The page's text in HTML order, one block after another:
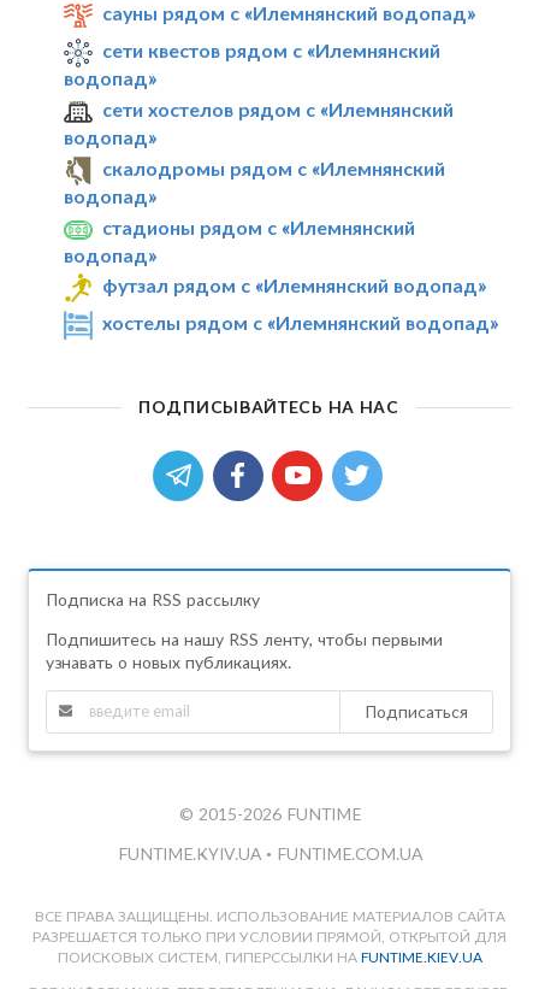
сауны рядом с «Илемнянский водопад»
сети квестов рядом с «Илемнянский
водопад»
сети хостелов рядом с «Илемнянский
водопад»
скалодромы рядом с «Илемнянский
водопад»
стадионы рядом с «Илемнянский
водопад»
футзал рядом с «Илемнянский водопад»
хостелы рядом с «Илемнянский водопад»
ПОДПИСЫВАЙТЕСЬ НА НАС
Подписка на RSS рассылку
Подпишитесь на нашу RSS ленту, чтобы первыми
узнавать о новых публикациях.
Подписаться
© 2015-2026 FUNTIME
FUNTIME.KYIV.UA • FUNTIME.COM.UA
ВСЕ ПРАВА ЗАЩИЩЕНЫ. ИСПОЛЬЗОВАНИЕ МАТЕРИАЛОВ САЙТА
РАЗРЕШАЕТСЯ ТОЛЬКО ПРИ УСЛОВИИ ПРЯМОЙ, ОТКРЫТОЙ ДЛЯ
ПОИСКОВЫХ СИСТЕМ, ГИПЕРССЫЛКИ НА FUNTIME.KIEV.UA